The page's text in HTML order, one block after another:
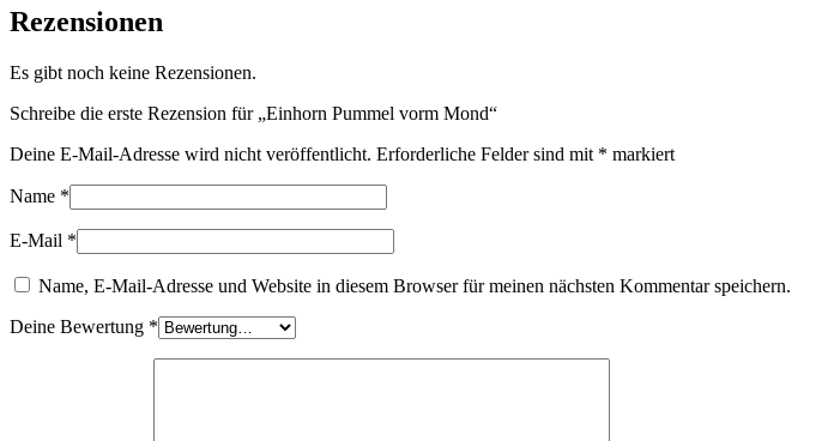
Rezensionen
Es gibt noch keine Rezensionen.
Schreibe die erste Rezension für „Einhorn Pummel vorm Mond“
Deine E-Mail-Adresse wird nicht veröffentlicht. Erforderliche Felder sind mit * markiert
Name *
E-Mail *
Name, E-Mail-Adresse und Website in diesem Browser für meinen nächsten Kommentar speichern.
Deine Bewertung *